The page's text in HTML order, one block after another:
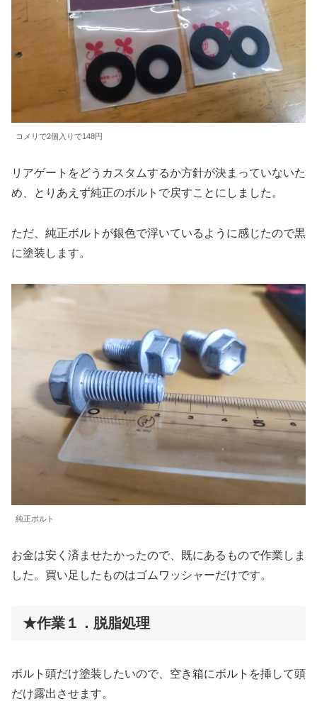
コメリで2個入りで148円
リアゲートをどうカスタムするか方針が決まっていないた
め、とりあえず純正のボルトで戻すことにしました。
ただ、純正ボルトが銀色で浮いているように感じたので黒
に塗装します。
純正ボルト
お金は安く済ませたかったので、既にあるもので作業しま
した。買い足したものはゴムワッシャーだけです。
★作業１．脱脂処理
ボルト頭だけ塗装したいので、空き箱にボルトを挿して頭
だけ露出させます。